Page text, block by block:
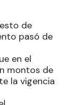
de
pasó de
en el
montos de
la vigencia